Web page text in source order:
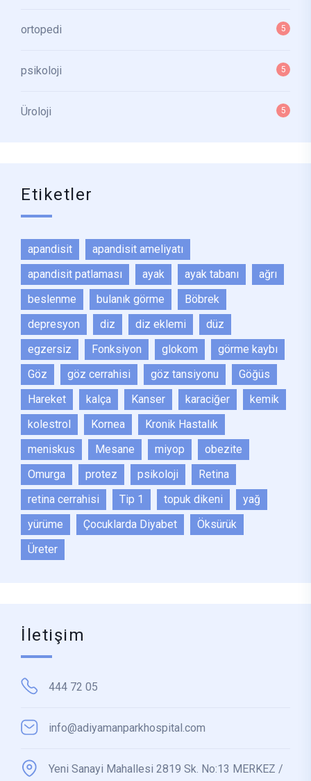
ortopedi 5
psikoloji 5
Üroloji 5
Etiketler
apandisit
apandisit ameliyatı
apandisit patlaması
ayak ayak tabanı
ağrı
beslenme
bulanık görme
Böbrek
depresyon
diz diz eklemi
düz
egzersiz
Fonksiyon glokom
görme kaybı
Göz
göz cerrahisi göz tansiyonu
Göğüs
Hareket
kalça Kanser karaciğer
kemik
kolestrol
Kornea
Kronik Hastalık
meniskus
Mesane miyop
obezite
Omurga
protez psikoloji
Retina
retina cerrahisi
Tip 1 topuk dikeni
yağ
yürüme
Çocuklarda Diyabet
Öksürük
Üreter
İletişim
444 72 05
info@adiyamanparkhospital.com
Yeni Sanayi Mahallesi 2819 Sk. No:13 MERKEZ /